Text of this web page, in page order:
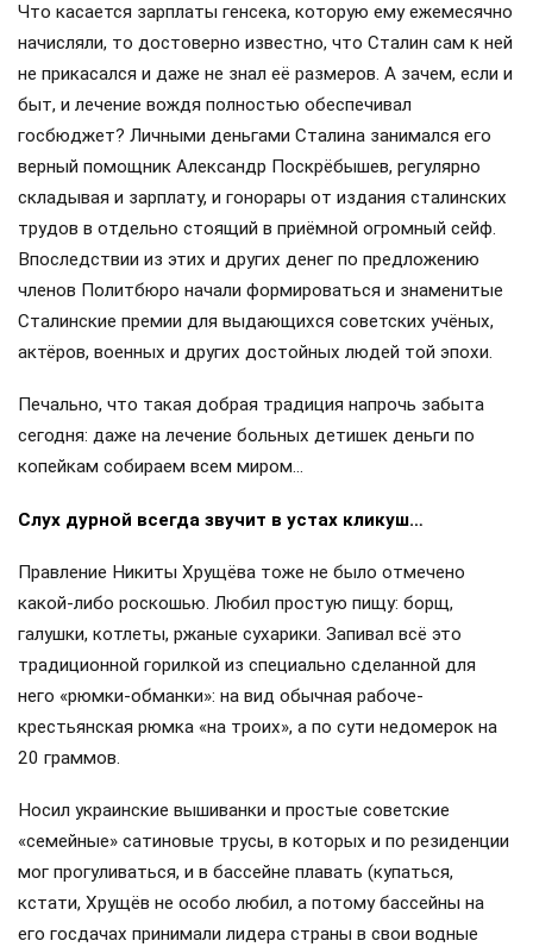
Что касается зарплаты генсека, которую ему ежемесячно
начисляли, то достоверно известно, что Сталин сам к ней
не прикасался и даже не знал её размеров. А зачем, если и
быт, и лечение вождя полностью обеспечивал
госбюджет? Личными деньгами Сталина занимался его
верный помощник Александр Поскрёбышев, регулярно
складывая и зарплату, и гонорары от издания сталинских
трудов в отдельно стоящий в приёмной огромный сейф.
Впоследствии из этих и других денег по предложению
членов Политбюро начали формироваться и знаменитые
Сталинские премии для выдающихся советских учёных,
актёров, военных и других достойных людей той эпохи.
Печально, что такая добрая традиция напрочь забыта
сегодня: даже на лечение больных детишек деньги по
копейкам собираем всем миром…
Слух дурной всегда звучит в устах кликуш…
Правление Никиты Хрущёва тоже не было отмечено
какой-либо роскошью. Любил простую пищу: борщ,
галушки, котлеты, ржаные сухарики. Запивал всё это
традиционной горилкой из специально сделанной для
него «рюмки-обманки»: на вид обычная рабоче-
крестьянская рюмка «на троих», а по сути недомерок на
20 граммов.
Носил украинские вышиванки и простые советские
«семейные» сатиновые трусы, в которых и по резиденции
мог прогуливаться, и в бассейне плавать (купаться,
кстати, Хрущёв не особо любил, а потому бассейны на
его госдачах принимали лидера страны в свои водные